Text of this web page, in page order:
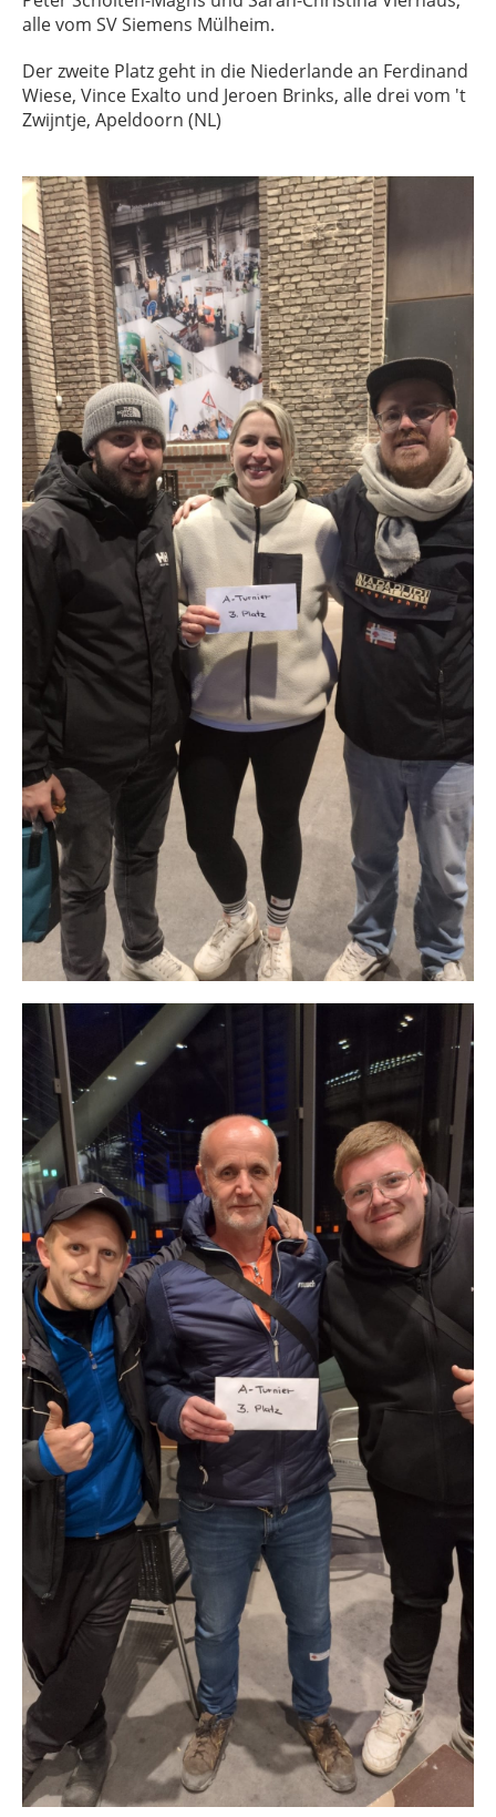
alle vom SV Siemens Mülheim.
Der zweite Platz geht in die Niederlande an Ferdinand
Wiese, Vince Exalto und Jeroen Brinks, alle drei vom 't
Zwijntje, Apeldoorn (NL)